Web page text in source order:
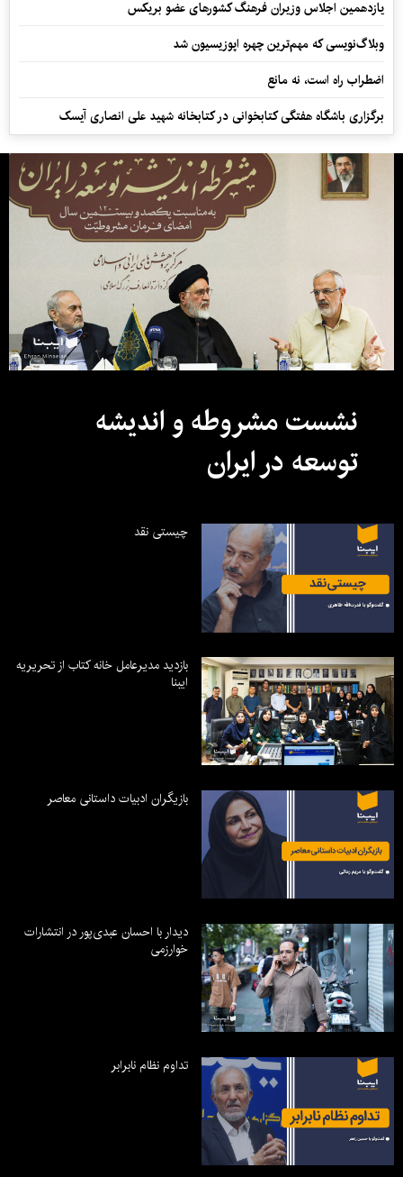
یازدهمین اجلاس وزیران فرهنگ کشورهای عضو بریکس
وبلاگ‌نویسی که مهم‌ترین چهره اپوزیسیون شد
اضطراب راه است، نه مانع
برگزاری باشگاه هفتگی کتابخوانی در کتابخانه شهید علی انصاری آیسک
نشست مشروطه و اندیشه
توسعه در ایران
چیستی نقد
بازدید مدیرعامل خانه کتاب از تحریریه
ایبنا
بازیگران ادبیات داستانی معاصر
دیدار با احسان عبدی‌پور در انتشارات
خوارزمی
تداوم نظام نابرابر